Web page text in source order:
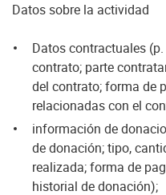
Datos sobre la actividad
Datos contractuales
contrato; parte
del contrato; forma de
relacionadas con el
información de
de donación; tipo,
realizada; forma de
historial de donación);